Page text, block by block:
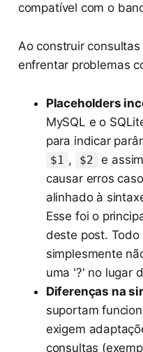
compatível com o
Ao construir
enfrentar problemas
Placeholders
MySQL e o
para indicar
$1 , $2
e
causar erros
alinhado à
Esse foi o
deste post.
simplesmente
uma '?' no lugar
Diferenças na
suportam
exigem
consultas